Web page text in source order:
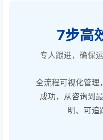
7步高
专人跟进，确保
全流程可视化管理
成功，从咨询到
明、可追